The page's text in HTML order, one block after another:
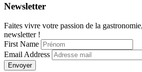
Newsletter
Faites vivre votre passion de la
newsletter !
First Name
Email Address
Envoyer